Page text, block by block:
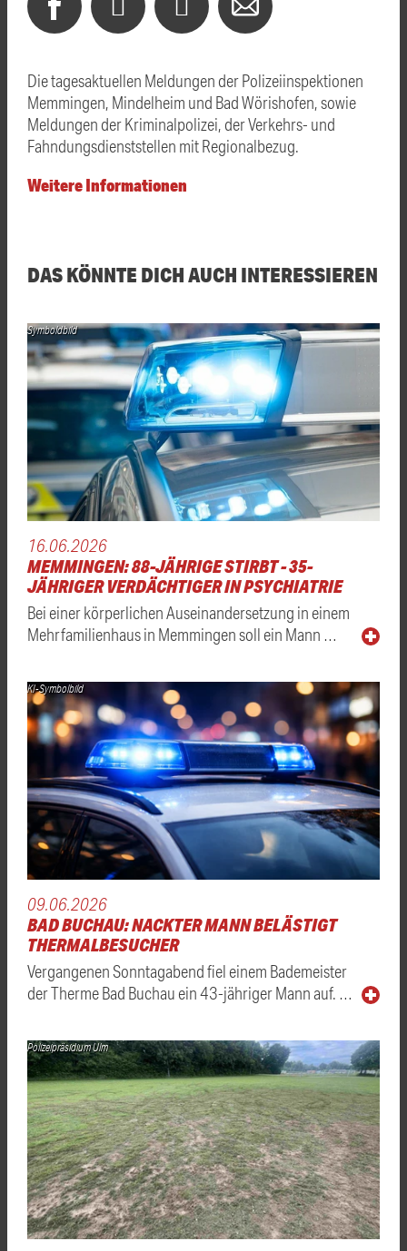
Die tagesaktuellen Meldungen der Polizeiinspektionen
Memmingen, Mindelheim und Bad Wörishofen, sowie
Meldungen der Kriminalpolizei, der Verkehrs- und
Fahndungsdienststellen mit Regionalbezug.
Weitere Informationen
DAS KÖNNTE DICH AUCH INTERESSIEREN
Symboldbild
16.06.2026
MEMMINGEN: 88-JÄHRIGE STIRBT - 35-
JÄHRIGER VERDÄCHTIGER IN PSYCHIATRIE
Bei einer körperlichen Auseinandersetzung in einem
Mehrfamilienhaus in Memmingen soll ein Mann …
KI-Symbolbild
09.06.2026
BAD BUCHAU: NACKTER MANN BELÄSTIGT
THERMALBESUCHER
Vergangenen Sonntagabend fiel einem Bademeister
der Therme Bad Buchau ein 43-jähriger Mann auf. …
Polizeipräsidium Ulm